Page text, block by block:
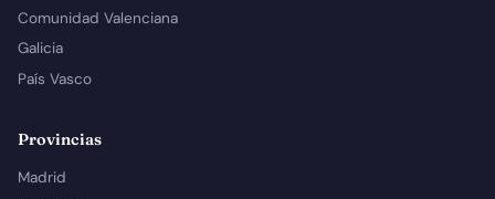
Comunidad Valenciana
Galicia
País Vasco
Provincias
Madrid